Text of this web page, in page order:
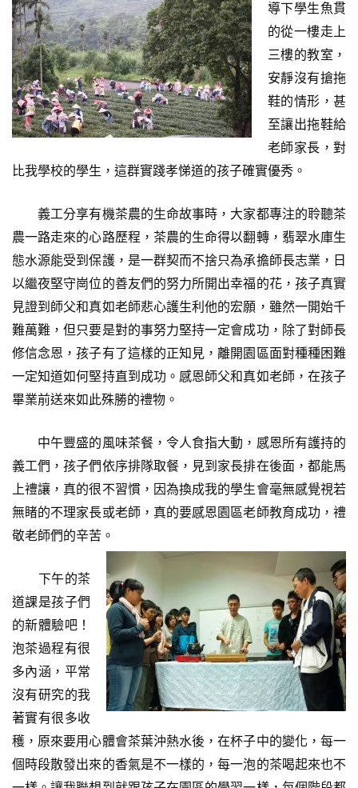
導下學生魚貫
的從一樓走上
三樓的教室，
安靜沒有搶拖
鞋的情形，甚
至讓出拖鞋給
老師家長，對
比我學校的學生，這群實踐孝悌道的孩子確實優秀。
義工分享有機茶農的生命故事時，大家都專注的聆聽茶
農一路走來的心路歷程，茶農的生命得以翻轉，翡翠水庫生
態水源能受到保護，是一群契而不捨只為承擔師長志業，日
以繼夜堅守崗位的善友們的努力所開出幸福的花，孩子真實
見證到師父和真如老師悲心護生利他的宏願，雖然一開始千
難萬難，但只要是對的事努力堅持一定會成功，除了對師長
修信念恩，孩子有了這樣的正知見，離開園區面對種種困難
一定知道如何堅持直到成功。感恩師父和真如老師，在孩子
畢業前送來如此殊勝的禮物。
中午豐盛的風味茶餐，令人食指大動，感恩所有護持的
義工們，孩子們依序排隊取餐，見到家長排在後面，都能馬
上禮讓，真的很不習慣，因為換成我的學生會毫無感覺視若
無睹的不理家長或老師，真的要感恩園區老師教育成功，禮
敬老師們的辛苦。
下午的茶
道課是孩子們
的新體驗吧！
泡茶過程有很
多內涵，平常
沒有研究的我
著實有很多收
穫，原來要用心體會茶葉沖熱水後，在杯子中的變化，每一
個時段散發出來的香氣是不一樣的，每一泡的茶喝起來也不